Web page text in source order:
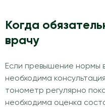
Когда
врачу
Если превышение нормы
необходима
тонометр регулярно
необходима оценка